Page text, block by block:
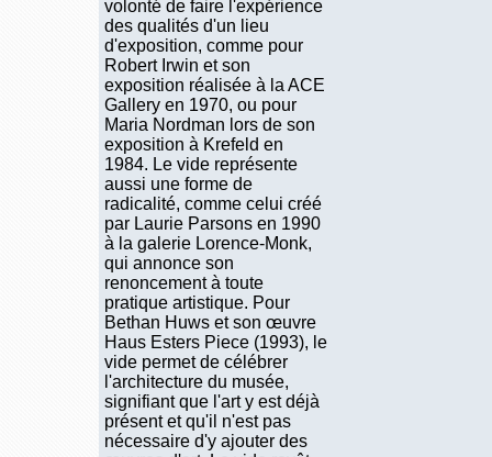
volonté de faire l'expérience
des qualités d'un lieu
d'exposition, comme pour
Robert Irwin et son
exposition réalisée à la ACE
Gallery en 1970, ou pour
Maria Nordman lors de son
exposition à Krefeld en
1984. Le vide représente
aussi une forme de
radicalité, comme celui créé
par Laurie Parsons en 1990
à la galerie Lorence-Monk,
qui annonce son
renoncement à toute
pratique artistique. Pour
Bethan Huws et son œuvre
Haus Esters Piece (1993), le
vide permet de célébrer
l'architecture du musée,
signifiant que l'art y est déjà
présent et qu'il n'est pas
nécessaire d'y ajouter des